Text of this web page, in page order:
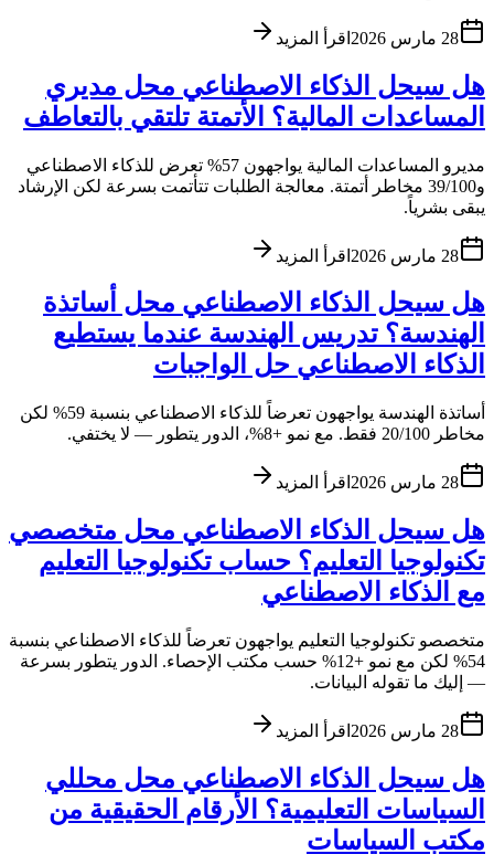
28 مارس 2026 اقرأ المزيد
هل سيحل الذكاء الاصطناعي محل مديري
المساعدات المالية؟ الأتمتة تلتقي بالتعاطف
مديرو المساعدات المالية يواجهون 57% تعرض للذكاء الاصطناعي
و39/100 مخاطر أتمتة. معالجة الطلبات تتأتمت بسرعة لكن الإرشاد
يبقى بشرياً.
28 مارس 2026 اقرأ المزيد
هل سيحل الذكاء الاصطناعي محل أساتذة
الهندسة؟ تدريس الهندسة عندما يستطيع
الذكاء الاصطناعي حل الواجبات
أساتذة الهندسة يواجهون تعرضاً للذكاء الاصطناعي بنسبة 59% لكن
مخاطر 20/100 فقط. مع نمو +8%، الدور يتطور — لا يختفي.
28 مارس 2026 اقرأ المزيد
هل سيحل الذكاء الاصطناعي محل متخصصي
تكنولوجيا التعليم؟ حساب تكنولوجيا التعليم
مع الذكاء الاصطناعي
متخصصو تكنولوجيا التعليم يواجهون تعرضاً للذكاء الاصطناعي بنسبة
54% لكن مع نمو +12% حسب مكتب الإحصاء. الدور يتطور بسرعة
— إليك ما تقوله البيانات.
28 مارس 2026 اقرأ المزيد
هل سيحل الذكاء الاصطناعي محل محللي
السياسات التعليمية؟ الأرقام الحقيقية من
مكتب السياسات